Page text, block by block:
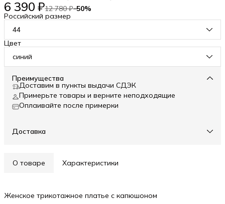
6 390 ₽12 780 ₽−50%
Российский размер
44
Цвет
синий
Преимущества
Доставим в пункты выдачи СДЭК
Примерьте товары и верните неподходящие
Оплаивайте после примерки
Доставка
О товаре Характеристики
Женское трикотажное платье с капюшоном